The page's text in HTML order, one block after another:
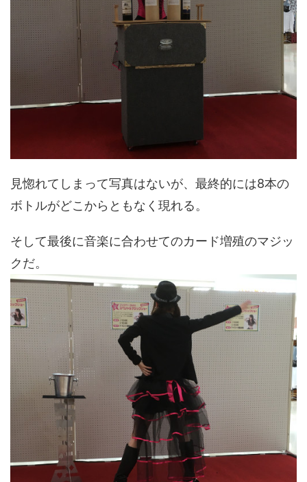
見惚れてしまって写真はないが、最終的には8本の
ボトルがどこからともなく現れる。
そして最後に音楽に合わせてのカード増殖のマジッ
クだ。